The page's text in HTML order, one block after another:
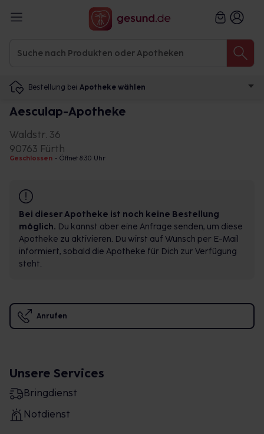
Bestellung bei Apotheke wählen
Aesculap-Apotheke
Waldstr. 36
90763 Fürth
Geschlossen • Öffnet 8:30 Uhr
Bei dieser Apotheke ist noch keine Bestellung
möglich. Du kannst aber eine Anfrage senden, um diese
Apotheke zu aktivieren. Du wirst auf Wunsch per E-Mail
informiert, sobald die Apotheke für Dich zur Verfügung
steht.
Anrufen
Unsere Services
Bringdienst
Notdienst